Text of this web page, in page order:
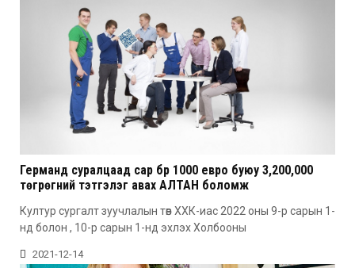
Германд суралцаад сар бүр 1000 евро буюу 3,200,000
төгрөгний тэтгэлэг авах АЛТАН боломж
Култур сургалт зуучлалын төв ХХК-иас 2022 оны 9-р сарын 1-
нд болон , 10-р сарын 1-нд эхлэх Холбооны
2021-12-14